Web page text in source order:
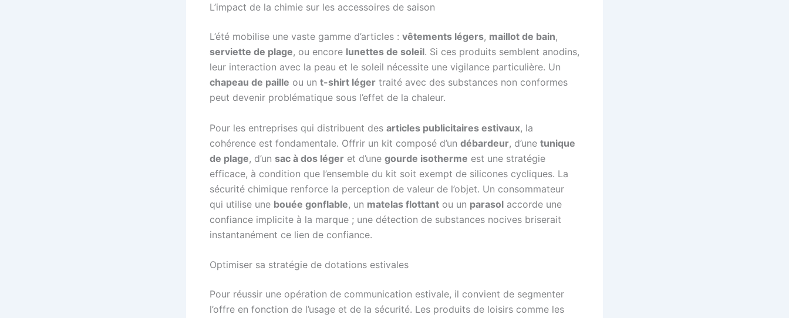
L’impact de la chimie sur les accessoires de saison
L’été mobilise une vaste gamme d’articles : vêtements légers, maillot de bain,
serviette de plage, ou encore lunettes de soleil. Si ces produits semblent anodins,
leur interaction avec la peau et le soleil nécessite une vigilance particulière. Un
chapeau de paille ou un t-shirt léger traité avec des substances non conformes
peut devenir problématique sous l’effet de la chaleur.
Pour les entreprises qui distribuent des articles publicitaires estivaux, la
cohérence est fondamentale. Offrir un kit composé d’un débardeur, d’une tunique
de plage, d’un sac à dos léger et d’une gourde isotherme est une stratégie
efficace, à condition que l’ensemble du kit soit exempt de silicones cycliques. La
sécurité chimique renforce la perception de valeur de l’objet. Un consommateur
qui utilise une bouée gonflable, un matelas flottant ou un parasol accorde une
confiance implicite à la marque ; une détection de substances nocives briserait
instantanément ce lien de confiance.
Optimiser sa stratégie de dotations estivales
Pour réussir une opération de communication estivale, il convient de segmenter
l’offre en fonction de l’usage et de la sécurité. Les produits de loisirs comme les